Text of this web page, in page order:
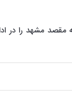
مقصد مشهد را در